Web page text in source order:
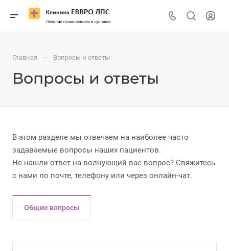
Главная — Вопросы и ответы
Вопросы и ответы
В этом разделе мы отвечаем на наиболее часто
задаваемые вопросы наших пациентов.
Не нашли ответ на волнующий вас вопрос? Свяжитесь
с нами по почте, телефону или через онлайн-чат.
Общие вопросы